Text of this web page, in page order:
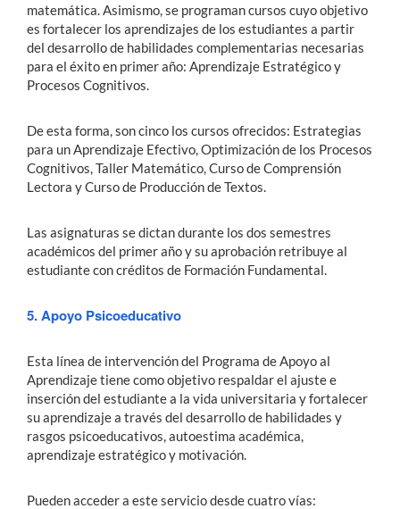
matemática. Asimismo, se programan cursos cuyo objetivo
es fortalecer los aprendizajes de los estudiantes a partir
del desarrollo de habilidades complementarias necesarias
para el éxito en primer año: Aprendizaje Estratégico y
Procesos Cognitivos.
De esta forma, son cinco los cursos ofrecidos: Estrategias
para un Aprendizaje Efectivo, Optimización de los Procesos
Cognitivos, Taller Matemático, Curso de Comprensión
Lectora y Curso de Producción de Textos.
Las asignaturas se dictan durante los dos semestres
académicos del primer año y su aprobación retribuye al
estudiante con créditos de Formación Fundamental.
5. Apoyo Psicoeducativo
Esta línea de intervención del Programa de Apoyo al
Aprendizaje tiene como objetivo respaldar el ajuste e
inserción del estudiante a la vida universitaria y fortalecer
su aprendizaje a través del desarrollo de habilidades y
rasgos psicoeducativos, autoestima académica,
aprendizaje estratégico y motivación.
Pueden acceder a este servicio desde cuatro vías: